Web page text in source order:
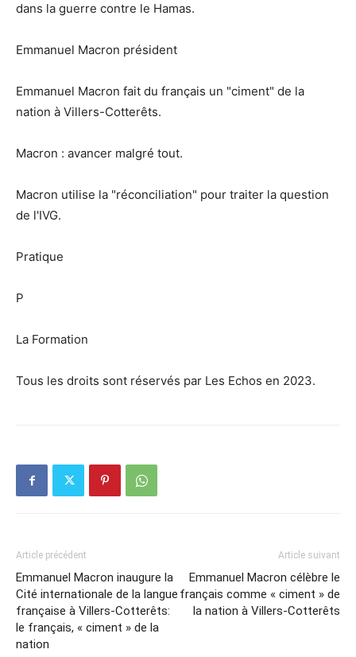
dans la guerre contre le Hamas.
Emmanuel Macron président
Emmanuel Macron fait du français un "ciment" de la
nation à Villers-Cotterêts.
Macron : avancer malgré tout.
Macron utilise la "réconciliation" pour traiter la question
de l'IVG.
Pratique
P
La Formation
Tous les droits sont réservés par Les Echos en 2023.
Article précédent
Emmanuel Macron inaugure la
Cité internationale de la langue
française à Villers-Cotterêts:
le français, « ciment » de la
nation
Article suivant
Emmanuel Macron célèbre le
français comme « ciment » de
la nation à Villers-Cotterêts